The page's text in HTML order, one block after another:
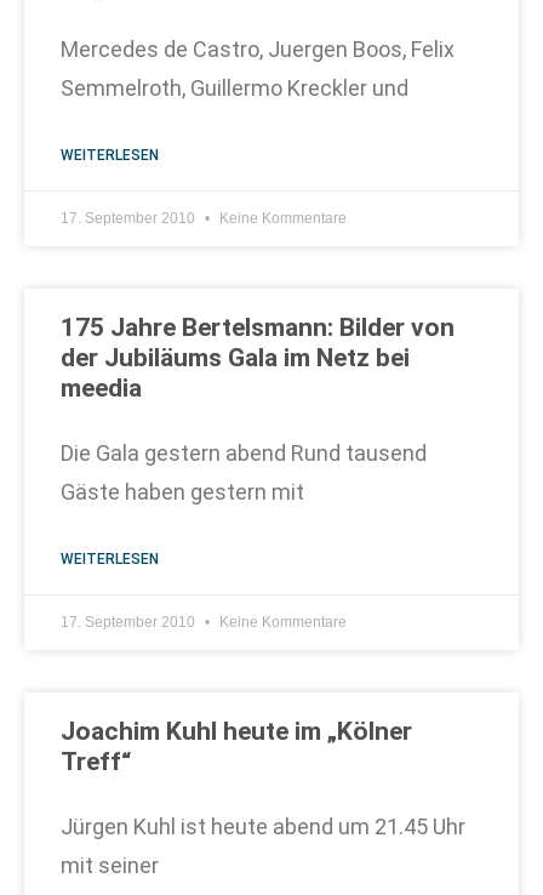
Mercedes de Castro, Juergen Boos, Felix
Semmelroth, Guillermo Kreckler und
WEITERLESEN
17. September 2010 Keine Kommentare
175 Jahre Bertelsmann: Bilder von
der Jubiläums Gala im Netz bei
meedia
Die Gala gestern abend Rund tausend
Gäste haben gestern mit
WEITERLESEN
17. September 2010 Keine Kommentare
Joachim Kuhl heute im „Kölner
Treff“
Jürgen Kuhl ist heute abend um 21.45 Uhr
mit seiner